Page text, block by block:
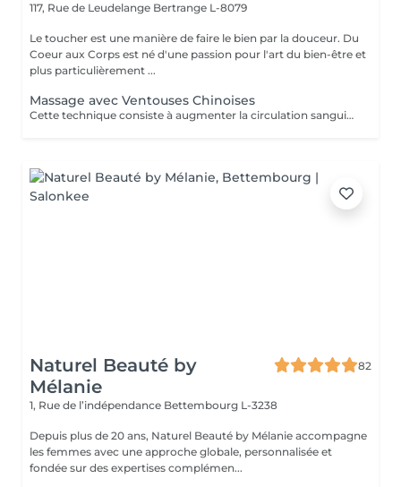
117, Rue de Leudelange Bertrange L-8079
Le toucher est une manière de faire le bien par la douceur. Du
Coeur aux Corps est né d'une passion pour l'art du bien-être et
plus particulièrement ...
Massage avec Ventouses Chinoises
Cette technique consiste à augmenter la circulation sanguine. L'objectif est de créer un effet de succion qui favorisera la décongestion des tissus, l'évacuation des toxines et la mobilité des tissus. Prioritairement, cette pratique s'effectue sur le dos.
Naturel Beauté by
Mélanie
82
1, Rue de l’indépendance Bettembourg L-3238
Depuis plus de 20 ans, Naturel Beauté by Mélanie accompagne
les femmes avec une approche globale, personnalisée et
fondée sur des expertises complémen...